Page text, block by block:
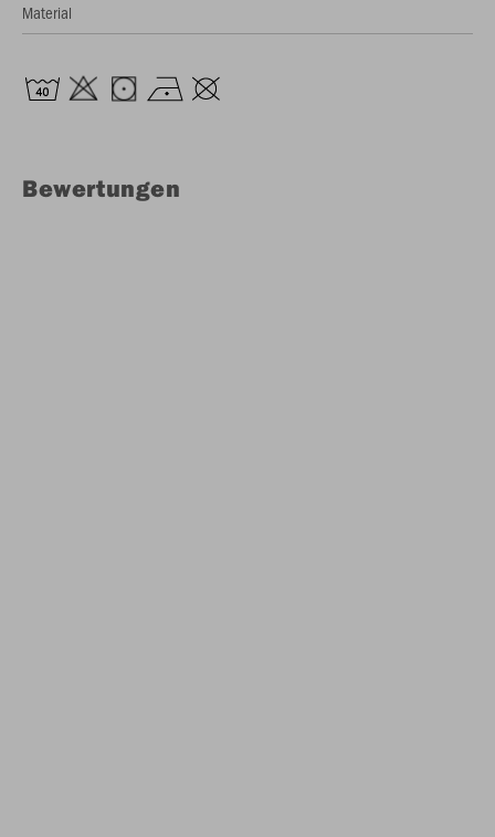
Material
Bewertungen